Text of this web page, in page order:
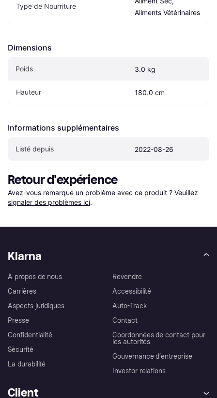
Type de Nourriture
Aliments Vétérinaires
Dimensions
Poids 3.0 kg
Hauteur 180.0 cm
Informations supplémentaires
Listé depuis 2022-08-26
Retour d'expérience
Avez-vous remarqué un problème avec ce produit ? Veuillez
signaler des problèmes ici.
Klarna
À propos de nous
Carrières
Aspects juridiques
Presse
Confidentialité
Sécurité
La durabilité
Revendre
Accessibilité
Auto-Track
Contact
Coordonnées de contact pour
les autorités
Gouvernance d’entreprise
Investor relations
Client